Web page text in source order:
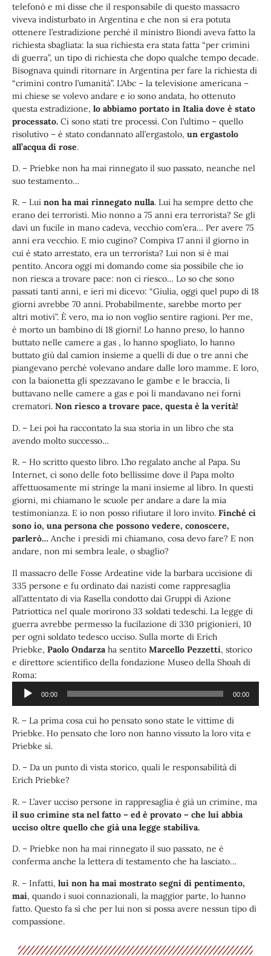
telefonò e mi disse che il responsabile di questo massacro
viveva indisturbato in Argentina e che non si era potuta
ottenere l’estradizione perché il ministro Biondi aveva fatto la
richiesta sbagliata: la sua richiesta era stata fatta “per crimini
di guerra”, un tipo di richiesta che dopo qualche tempo decade.
Bisognava quindi ritornare in Argentina per fare la richiesta di
“crimini contro l’umanità”. L’Abc – la televisione americana –
mi chiese se volevo andare e io sono andata, ho ottenuto
questa estradizione, lo abbiamo portato in Italia dove è stato
processato. Ci sono stati tre processi. Con l’ultimo – quello
risolutivo – è stato condannato all’ergastolo, un ergastolo
all’acqua di rose.
D. – Priebke non ha mai rinnegato il suo passato, neanche nel
suo testamento…
R. – Lui non ha mai rinnegato nulla. Lui ha sempre detto che
erano dei terroristi. Mio nonno a 75 anni era terrorista? Se gli
davi un fucile in mano cadeva, vecchio com’era… Per avere 75
anni era vecchio. E mio cugino? Compiva 17 anni il giorno in
cui è stato arrestato, era un terrorista? Lui non si è mai
pentito. Ancora oggi mi domando come sia possibile che io
non riesca a trovare pace: non ci riesco… Lo so che sono
passati tanti anni, e ieri mi dicevo: “Giulia, oggi quel pupo di 18
giorni avrebbe 70 anni. Probabilmente, sarebbe morto per
altri motivi”. È vero, ma io non voglio sentire ragioni. Per me,
è morto un bambino di 18 giorni! Lo hanno preso, lo hanno
buttato nelle camere a gas , lo hanno spogliato, lo hanno
buttato giù dal camion insieme a quelli di due o tre anni che
piangevano perché volevano andare dalle loro mamme. E loro,
con la baionetta gli spezzavano le gambe e le braccia, li
buttavano nelle camere a gas e poi li mandavano nei forni
crematori. Non riesco a trovare pace, questa è la verità!
D. – Lei poi ha raccontato la sua storia in un libro che sta
avendo molto successo…
R. – Ho scritto questo libro. L’ho regalato anche al Papa. Su
Internet, ci sono delle foto bellissime dove il Papa molto
affettuosamente mi stringe la mani insieme al libro. In questi
giorni, mi chiamano le scuole per andare a dare la mia
testimonianza. E io non posso rifiutare il loro invito. Finché ci
sono io, una persona che possono vedere, conoscere,
parlerò… Anche i presidi mi chiamano, cosa devo fare? E non
andare, non mi sembra leale, o sbaglio?
Il massacro delle Fosse Ardeatine vide la barbara uccisione di
335 persone e fu ordinato dai nazisti come rappresaglia
all’attentato di via Rasella condotto dai Gruppi di Azione
Patriottica nel quale morirono 33 soldati tedeschi. La legge di
guerra avrebbe permesso la fucilazione di 330 prigionieri, 10
per ogni soldato tedesco ucciso. Sulla morte di Erich
Priebke, Paolo Ondarza ha sentito Marcello Pezzetti, storico
e direttore scientifico della fondazione Museo della Shoah di
Roma:
00:00 00:00
R. – La prima cosa cui ho pensato sono state le vittime di
Priebke. Ho pensato che loro non hanno vissuto la loro vita e
Priebke sì.
D. – Da un punto di vista storico, quali le responsabilità di
Erich Priebke?
R. – L’aver ucciso persone in rappresaglia è già un crimine, ma
il suo crimine sta nel fatto – ed è provato – che lui abbia
ucciso oltre quello che già una legge stabiliva.
D. – Priebke non ha mai rinnegato il suo passato, ne è
conferma anche la lettera di testamento che ha lasciato…
R. – Infatti, lui non ha mai mostrato segni di pentimento,
mai, quando i suoi connazionali, la maggior parte, lo hanno
fatto. Questo fa sì che per lui non si possa avere nessun tipo di
compassione.